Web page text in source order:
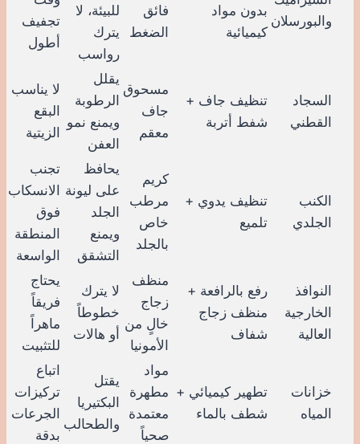
والبورسلان
بدون مواد
كيميائية
فائق
الضغط
للبيئة، لا
يترك
رواسب
تجفيف
أطول
السجاد
القطني
تنظيف جاف +
شفط أتربة
مسحوق
جاف
معقم
يقلل
الرطوبة
ويمنع نمو
العفن
لا يناسب
البقع
الزيتية
الكنب
الجلدي
تنظيف يدوي +
تلميع
كريم
مرطب
خاص
بالجلد
يحافظ
على ليونة
الجلد
ويمنع
التشقق
تجنب
الانسكاب
فوق
المنطقة
الواسعة
النوافذ
الخارجية
العالية
رفع بالرافعة +
منظف زجاج
شفاف
منظف
زجاج
خالٍ من
الأمونيا
لا يترك
خطوطاً
أو هالات
يحتاج
فريقاً
ماهراً
للتثبيت
خزانات
المياه
تطهير كيميائي +
شطف بالماء
مواد
مطهرة
معتمدة
صحياً
يقتل
البكتيريا
والطحالب
اتباع
تركيزات
الجرعات
بدقة